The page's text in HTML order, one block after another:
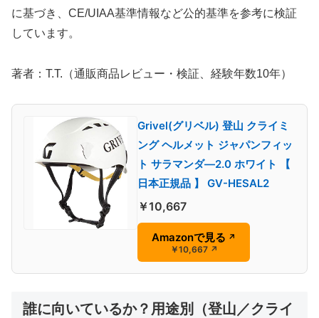
に基づき、CE/UIAA基準情報など公的基準を参考に検証
しています。
著者：T.T.（通販商品レビュー・検証、経験年数10年）
Grivel(グリベル) 登山 クライミ
ング ヘルメット ジャパンフィッ
ト サラマンダ―2.0 ホワイト 【
日本正規品 】 GV-HESAL2
￥10,667
Amazonで見る ↗
￥10,667 ↗
誰に向いているか？用途別（登山／クライ